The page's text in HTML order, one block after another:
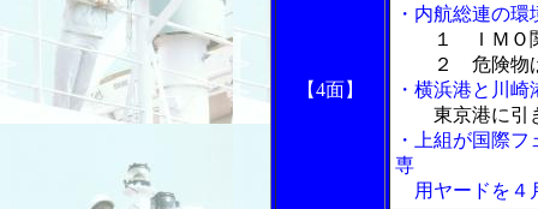
【4面】
・内航総連の
１ ＩＭＯ
２ 危険物ば
・横浜港と川
東京港に引
・上組が国際
専
用ヤードを４